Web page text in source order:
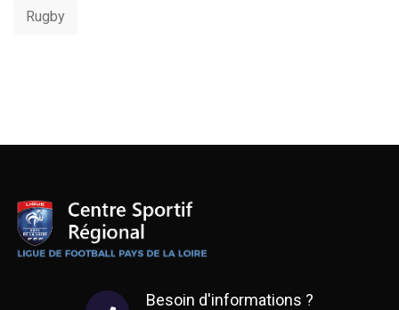
Rugby
Besoin d'informations ?